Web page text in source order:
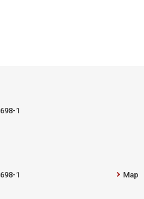
1
1 Map